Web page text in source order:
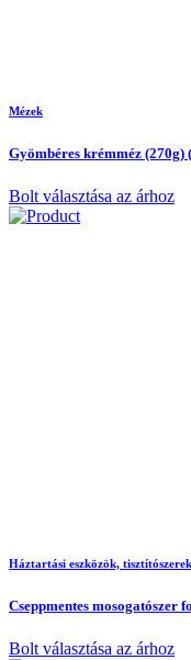
Mézek
Gyömbéres krémméz (270g)
Bolt választása az árhoz
Háztartási eszközök, tisztítószerek
Cseppmentes mosogatószer
Bolt választása az árhoz